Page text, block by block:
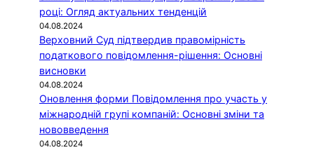
році: Огляд актуальних тенденцій
04.08.2024
Верховний Суд підтвердив правомірність
податкового повідомлення-рішення: Основні
висновки
04.08.2024
Оновлення форми Повідомлення про участь у
міжнародній групі компаній: Основні зміни та
нововведення
04.08.2024